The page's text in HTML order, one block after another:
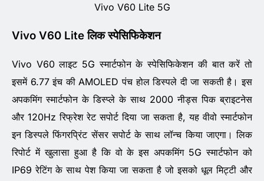
Vivo V60 Lite 5G
Vivo V60 Lite लिक स्पेसिफिकेशन
Vivo V60 लाइट 5G स्मार्टफोन के स्पेसिफिकेशन की बात करें तो
इसमें 6.77 इंच की AMOLED पंच होल डिस्पले दी जा सकती है। इस
अपकमिंग स्मार्टफोन के डिस्प्ले के साथ 2000 नीड्स पिक ब्राइटनेस
और 120Hz रिफ्रेश रेट सपोर्ट दिया जा सकता है, यह वीवो स्मार्टफोन
इन डिस्पले फिंगरप्रिंट सेंसर सपोर्ट के साथ लॉन्च किया जाएगा। लिक
रिपोर्ट में खुलासा हुआ है कि वो के इस अपकमिंग 5G स्मार्टफोन को
IP69 रेटिंग के साथ पेश किया जा सकता है जो इसको धूल मिट्टी और